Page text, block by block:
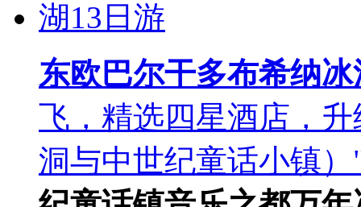
东欧巴尔干多布希纳
飞，精选四星酒店，
洞与中世纪童话小镇